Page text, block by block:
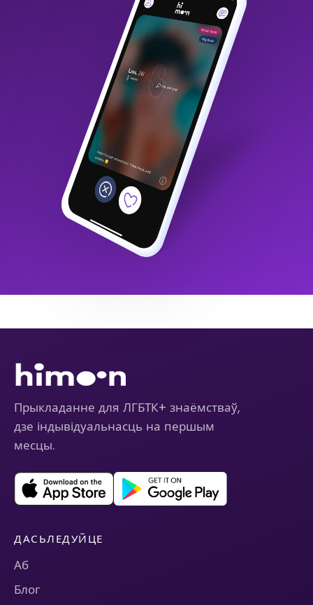
Прыкладанне для ЛГБТК+ знаёмстваў,
дзе індывідуальнасць на першым
месцы.
ДАСЬЛЕДУЙЦЕ
Аб
Блог